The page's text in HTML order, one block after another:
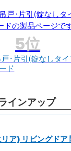
･片引(錠なしタイ
ド
インアップ
ア) リビングドア